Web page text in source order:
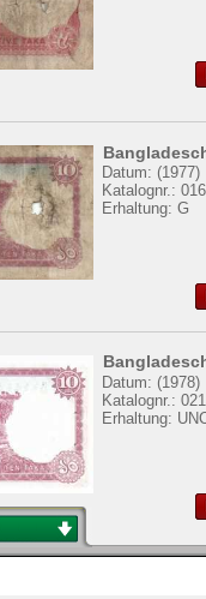
Datum: (1977)
Katalognr.:
Erhaltung: G
Datum: (1978)
Katalognr.:
Erhaltung: